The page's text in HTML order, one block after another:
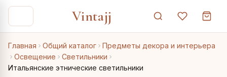
Vintajj
Главная Общий каталог
Предметы декора и интерьера
Освещение
Светильники
Итальянские этнические светильники